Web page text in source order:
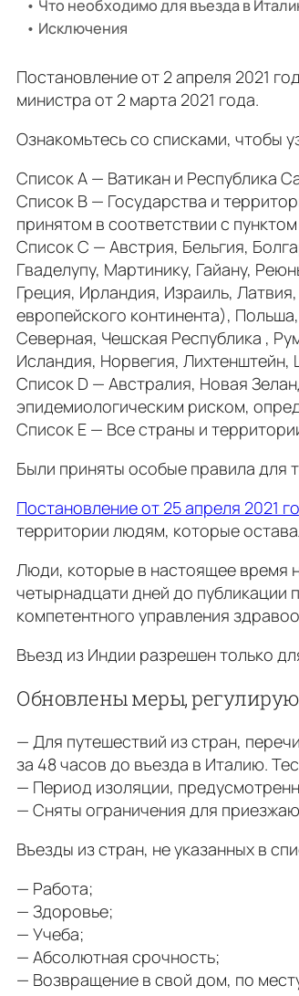
Что необходимо для въезда в
Исключения
Постановление от 2 апреля 2021
министра от 2 марта 2021 года.
Ознакомьтесь со списками, чтобы
Список А — Ватикан и Республика
Список B — Государства и
принятом в соответствии с пунктом
Список C — Австрия, Бельгия,
Гваделупу, Мартинику, Гайану,
Греция, Ирландия, Израиль,
европейского континента),
Северная, Чешская Республика ,
Исландия, Норвегия,
Список D — Австралия, Новая
эпидемиологическим риском,
Список E — Все страны и
Были приняты особые правила для
Постановление от 25 апреля 2021
территории людям, которые
Люди, которые в настоящее время
четырнадцати дней до публикации
компетентного управления
Въезд из Индии разрешен только
Обновлены меры,
— Для путешествий из стран,
за 48 часов до въезда в Италию.
— Период изоляции,
— Сняты ограничения для
Въезды из стран, не указанных в
— Работа;
— Здоровье;
— Учеба;
— Абсолютная срочность;
— Возвращение в свой дом, по